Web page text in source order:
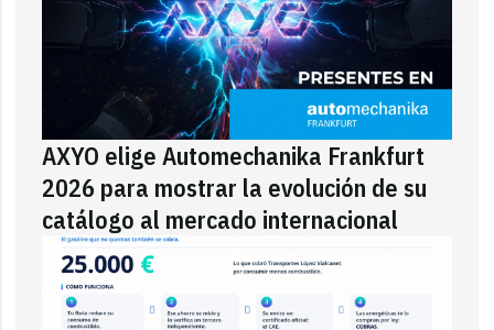
AXYO elige Automechanika Frankfurt
2026 para mostrar la evolución de su
catálogo al mercado internacional